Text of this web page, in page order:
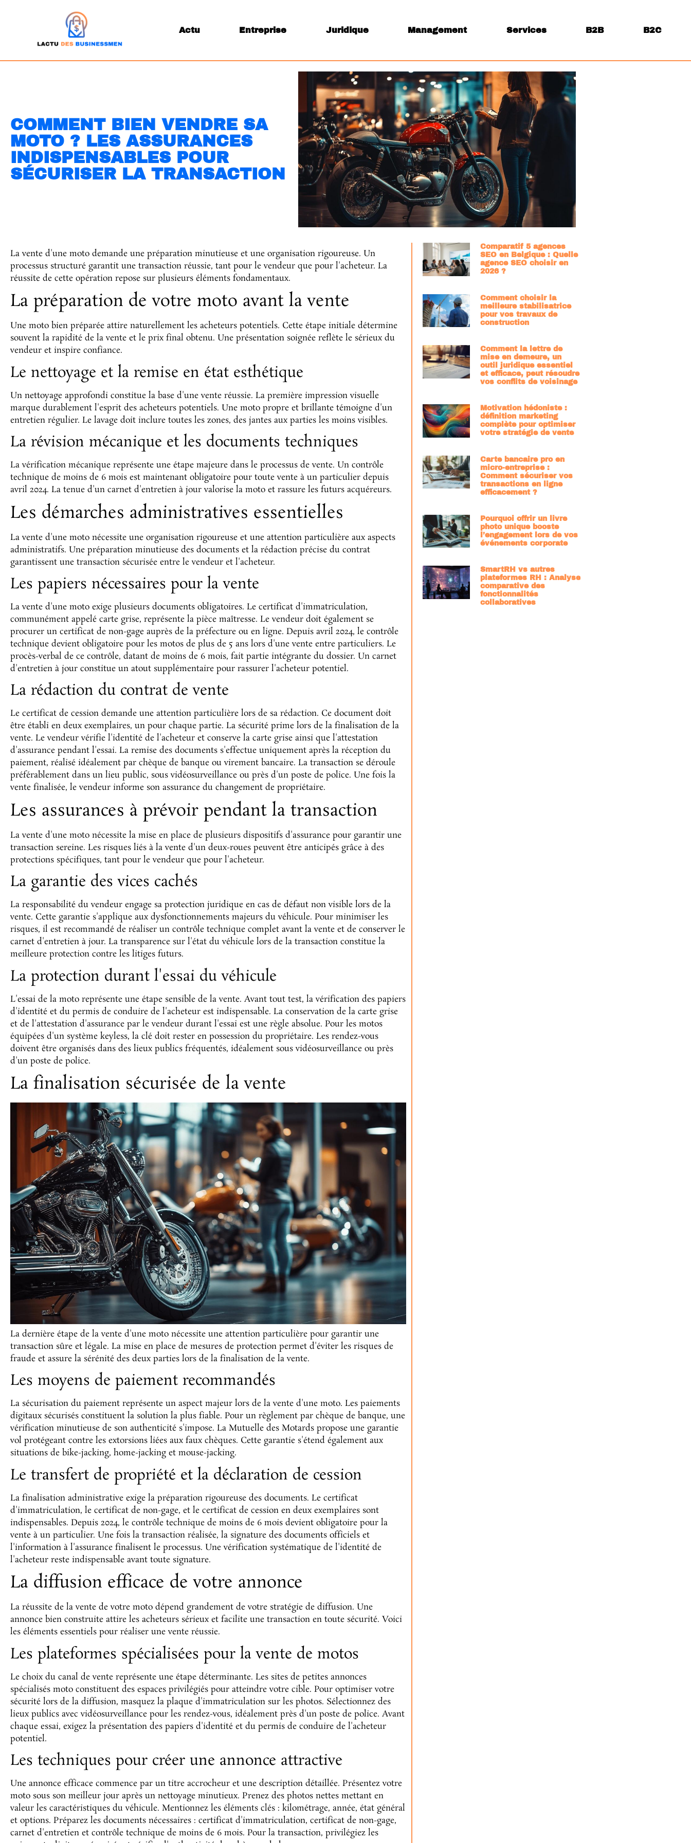
Actu Entreprise Juridique Management Services B2B B2C
COMMENT BIEN VENDRE SA
MOTO ? LES ASSURANCES
INDISPENSABLES POUR
SÉCURISER LA TRANSACTION
La vente d'une moto demande une préparation minutieuse et une organisation rigoureuse. Un
processus structuré garantit une transaction réussie, tant pour le vendeur que pour l'acheteur. La
réussite de cette opération repose sur plusieurs éléments fondamentaux.
La préparation de votre moto avant la vente
Une moto bien préparée attire naturellement les acheteurs potentiels. Cette étape initiale détermine
souvent la rapidité de la vente et le prix final obtenu. Une présentation soignée reflète le sérieux du
vendeur et inspire confiance.
Le nettoyage et la remise en état esthétique
Un nettoyage approfondi constitue la base d'une vente réussie. La première impression visuelle
marque durablement l'esprit des acheteurs potentiels. Une moto propre et brillante témoigne d'un
entretien régulier. Le lavage doit inclure toutes les zones, des jantes aux parties les moins visibles.
La révision mécanique et les documents techniques
La vérification mécanique représente une étape majeure dans le processus de vente. Un contrôle
technique de moins de 6 mois est maintenant obligatoire pour toute vente à un particulier depuis
avril 2024. La tenue d'un carnet d'entretien à jour valorise la moto et rassure les futurs acquéreurs.
Les démarches administratives essentielles
La vente d'une moto nécessite une organisation rigoureuse et une attention particulière aux aspects
administratifs. Une préparation minutieuse des documents et la rédaction précise du contrat
garantissent une transaction sécurisée entre le vendeur et l'acheteur.
Les papiers nécessaires pour la vente
La vente d'une moto exige plusieurs documents obligatoires. Le certificat d'immatriculation,
communément appelé carte grise, représente la pièce maîtresse. Le vendeur doit également se
procurer un certificat de non-gage auprès de la préfecture ou en ligne. Depuis avril 2024, le contrôle
technique devient obligatoire pour les motos de plus de 5 ans lors d'une vente entre particuliers. Le
procès-verbal de ce contrôle, datant de moins de 6 mois, fait partie intégrante du dossier. Un carnet
d'entretien à jour constitue un atout supplémentaire pour rassurer l'acheteur potentiel.
La rédaction du contrat de vente
Le certificat de cession demande une attention particulière lors de sa rédaction. Ce document doit
être établi en deux exemplaires, un pour chaque partie. La sécurité prime lors de la finalisation de la
vente. Le vendeur vérifie l'identité de l'acheteur et conserve la carte grise ainsi que l'attestation
d'assurance pendant l'essai. La remise des documents s'effectue uniquement après la réception du
paiement, réalisé idéalement par chèque de banque ou virement bancaire. La transaction se déroule
préférablement dans un lieu public, sous vidéosurveillance ou près d'un poste de police. Une fois la
vente finalisée, le vendeur informe son assurance du changement de propriétaire.
Les assurances à prévoir pendant la transaction
La vente d'une moto nécessite la mise en place de plusieurs dispositifs d'assurance pour garantir une
transaction sereine. Les risques liés à la vente d'un deux-roues peuvent être anticipés grâce à des
protections spécifiques, tant pour le vendeur que pour l'acheteur.
La garantie des vices cachés
La responsabilité du vendeur engage sa protection juridique en cas de défaut non visible lors de la
vente. Cette garantie s'applique aux dysfonctionnements majeurs du véhicule. Pour minimiser les
risques, il est recommandé de réaliser un contrôle technique complet avant la vente et de conserver le
carnet d'entretien à jour. La transparence sur l'état du véhicule lors de la transaction constitue la
meilleure protection contre les litiges futurs.
La protection durant l'essai du véhicule
L'essai de la moto représente une étape sensible de la vente. Avant tout test, la vérification des papiers
d'identité et du permis de conduire de l'acheteur est indispensable. La conservation de la carte grise
et de l'attestation d'assurance par le vendeur durant l'essai est une règle absolue. Pour les motos
équipées d'un système keyless, la clé doit rester en possession du propriétaire. Les rendez-vous
doivent être organisés dans des lieux publics fréquentés, idéalement sous vidéosurveillance ou près
d'un poste de police.
La finalisation sécurisée de la vente
La dernière étape de la vente d'une moto nécessite une attention particulière pour garantir une
transaction sûre et légale. La mise en place de mesures de protection permet d'éviter les risques de
fraude et assure la sérénité des deux parties lors de la finalisation de la vente.
Les moyens de paiement recommandés
La sécurisation du paiement représente un aspect majeur lors de la vente d'une moto. Les paiements
digitaux sécurisés constituent la solution la plus fiable. Pour un règlement par chèque de banque, une
vérification minutieuse de son authenticité s'impose. La Mutuelle des Motards propose une garantie
vol protégeant contre les extorsions liées aux faux chèques. Cette garantie s'étend également aux
situations de bike-jacking, home-jacking et mouse-jacking.
Le transfert de propriété et la déclaration de cession
La finalisation administrative exige la préparation rigoureuse des documents. Le certificat
d'immatriculation, le certificat de non-gage, et le certificat de cession en deux exemplaires sont
indispensables. Depuis 2024, le contrôle technique de moins de 6 mois devient obligatoire pour la
vente à un particulier. Une fois la transaction réalisée, la signature des documents officiels et
l'information à l'assurance finalisent le processus. Une vérification systématique de l'identité de
l'acheteur reste indispensable avant toute signature.
La diffusion efficace de votre annonce
La réussite de la vente de votre moto dépend grandement de votre stratégie de diffusion. Une
annonce bien construite attire les acheteurs sérieux et facilite une transaction en toute sécurité. Voici
les éléments essentiels pour réaliser une vente réussie.
Les plateformes spécialisées pour la vente de motos
Le choix du canal de vente représente une étape déterminante. Les sites de petites annonces
spécialisés moto constituent des espaces privilégiés pour atteindre votre cible. Pour optimiser votre
sécurité lors de la diffusion, masquez la plaque d'immatriculation sur les photos. Sélectionnez des
lieux publics avec vidéosurveillance pour les rendez-vous, idéalement près d'un poste de police. Avant
chaque essai, exigez la présentation des papiers d'identité et du permis de conduire de l'acheteur
potentiel.
Les techniques pour créer une annonce attractive
Une annonce efficace commence par un titre accrocheur et une description détaillée. Présentez votre
moto sous son meilleur jour après un nettoyage minutieux. Prenez des photos nettes mettant en
valeur les caractéristiques du véhicule. Mentionnez les éléments clés : kilométrage, année, état général
et options. Préparez les documents nécessaires : certificat d'immatriculation, certificat de non-gage,
carnet d'entretien et contrôle technique de moins de 6 mois. Pour la transaction, privilégiez les
Comparatif 5 agences
SEO en Belgique : Quelle
agence SEO choisir en
2026 ?
Comment choisir la
meilleure stabilisatrice
pour vos travaux de
construction
Comment la lettre de
mise en demeure, un
outil juridique essentiel
et efficace, peut résoudre
vos conflits de voisinage
Motivation hédoniste :
définition marketing
complète pour optimiser
votre stratégie de vente
Carte bancaire pro en
micro-entreprise :
Comment sécuriser vos
transactions en ligne
efficacement ?
Pourquoi offrir un livre
photo unique booste
l’engagement lors de vos
événements corporate
SmartRH vs autres
plateformes RH : Analyse
comparative des
fonctionnalités
collaboratives